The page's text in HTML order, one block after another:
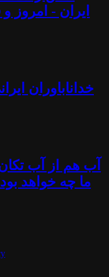
ایران - امروز
خداناباوران
آب هم از آب
ما چه خواهد